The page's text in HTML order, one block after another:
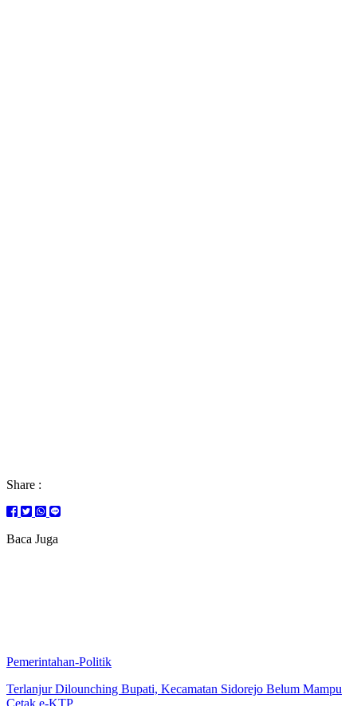
Share :
Baca Juga
Pemerintahan-Politik
Terlanjur Dilounching Bupati, Kecamatan Sidorejo Belum Mampu
Cetak e-KTP.